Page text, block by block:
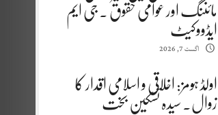
مائننگ اور عوامی حقوق . جی ایم
ایڈووکیٹ
اگست 7, 2026
اولڈ ہومز: اخلاقی و اسلامی اقدار کا
زوال. سیدہ تسکین بخت